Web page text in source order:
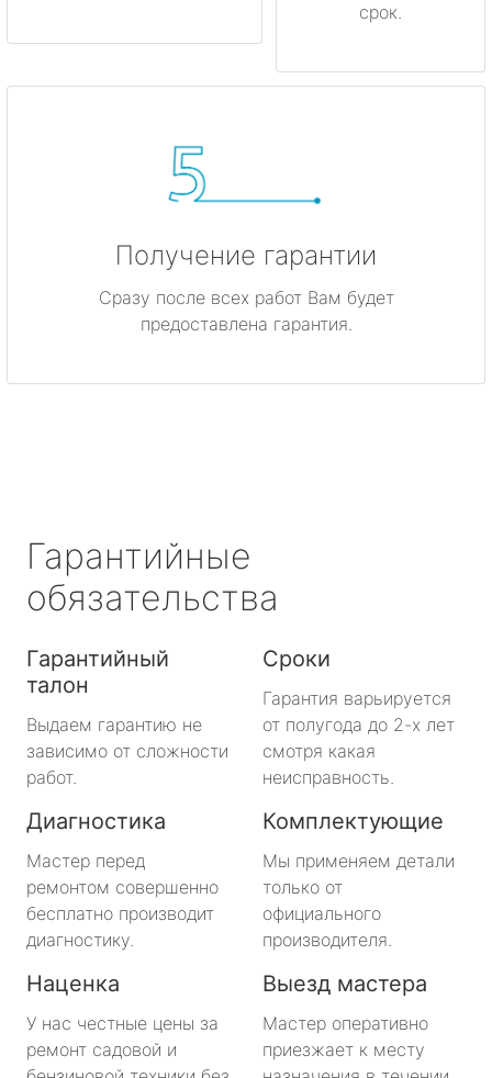
срок.
Получение гарантии
Сразу после всех работ Вам будет
предоставлена гарантия.
Гарантийные
обязательства
Гарантийный
талон
Выдаем гарантию не
зависимо от сложности
работ.
Сроки
Гарантия варьируется
от полугода до 2-х лет
смотря какая
неисправность.
Диагностика
Мастер перед
ремонтом совершенно
бесплатно производит
диагностику.
Комплектующие
Мы применяем детали
только от
официального
производителя.
Наценка
У нас честные цены за
ремонт садовой и
Выезд мастера
Мастер оперативно
приезжает к месту